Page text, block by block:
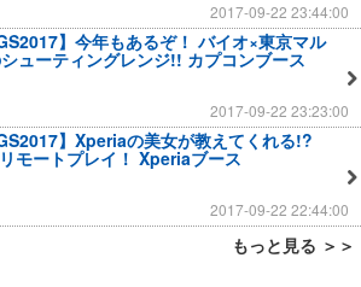
2017-09-22 23:44:00
】今年もあるぞ！ バイオ×東京マル
ューティングレンジ!! カプコンブース
2017-09-22 23:23:00
】Xperiaの美女が教えてくれる!?
モートプレイ！ Xperiaブース
2017-09-22 22:44:00
もっと見る ＞＞